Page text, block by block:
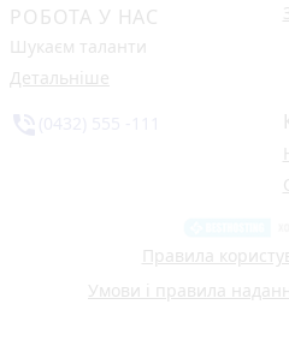
РОБОТА У НАС
Шукаєм таланти
Детальніше
Правила
Умови і правила